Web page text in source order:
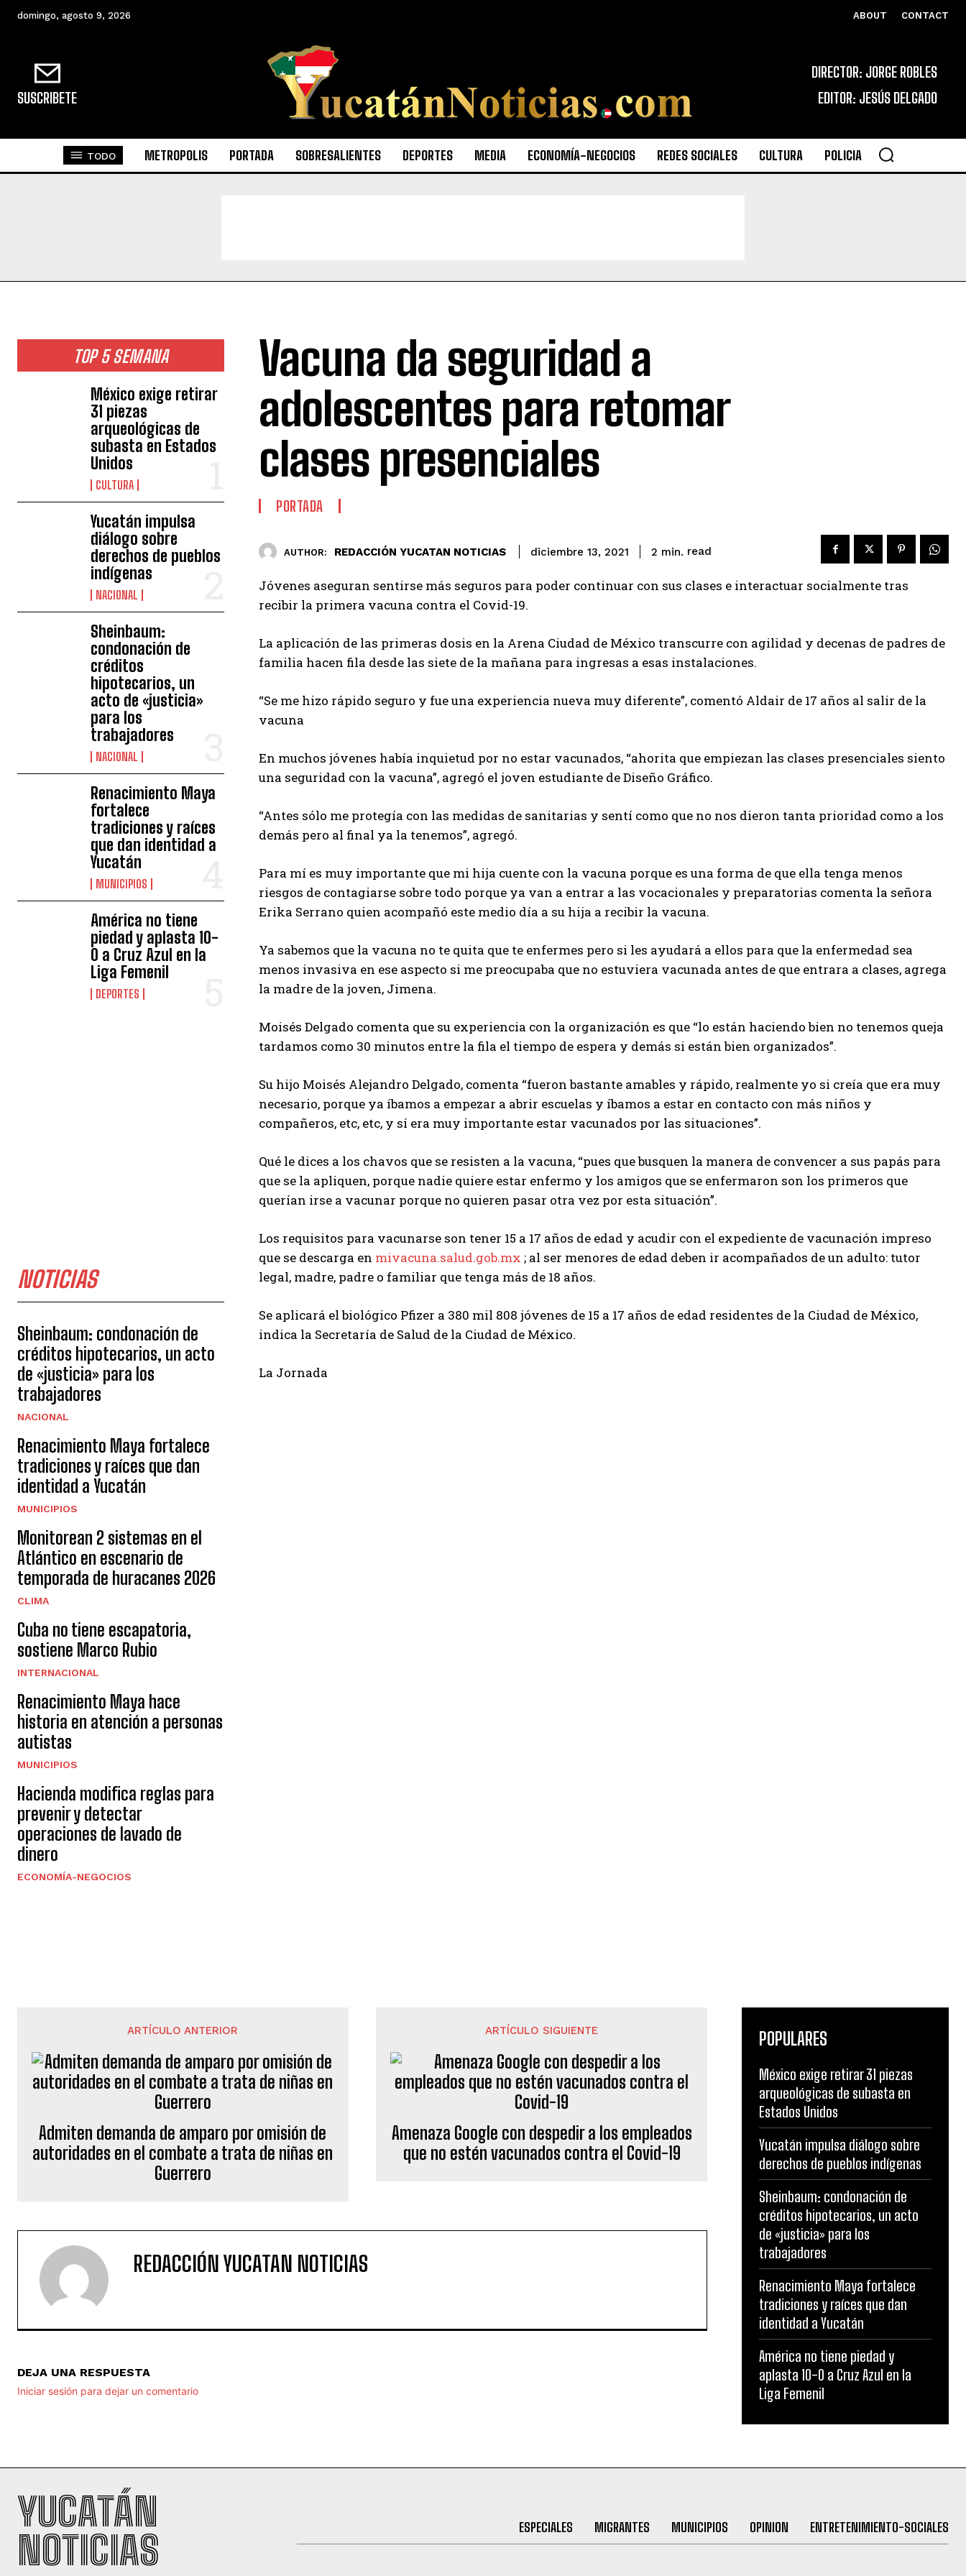
domingo, agosto 9, 2026 ABOUT CONTACT
SUSCRIBETE
DIRECTOR: JORGE ROBLES
EDITOR: JESÚS DELGADO
TODO METROPOLIS PORTADA SOBRESALIENTES DEPORTES MEDIA ECONOMÍA-NEGOCIOS REDES SOCIALES CULTURA POLICIA
TOP 5 SEMANA
México exige retirar
31 piezas
arqueológicas de
subasta en Estados
Unidos
CULTURA
Yucatán impulsa
diálogo sobre
derechos de pueblos
indígenas
NACIONAL
Sheinbaum:
condonación de
créditos
hipotecarios, un
acto de «justicia»
para los
trabajadores
NACIONAL
Renacimiento Maya
fortalece
tradiciones y raíces
que dan identidad a
Yucatán
MUNICIPIOS
América no tiene
piedad y aplasta 10-
0 a Cruz Azul en la
Liga Femenil
DEPORTES
NOTICIAS
Sheinbaum: condonación de
créditos hipotecarios, un acto
de «justicia» para los
trabajadores
NACIONAL
Renacimiento Maya fortalece
tradiciones y raíces que dan
identidad a Yucatán
MUNICIPIOS
Monitorean 2 sistemas en el
Atlántico en escenario de
temporada de huracanes 2026
CLIMA
Cuba no tiene escapatoria,
sostiene Marco Rubio
INTERNACIONAL
Renacimiento Maya hace
historia en atención a personas
autistas
MUNICIPIOS
Hacienda modifica reglas para
prevenir y detectar
operaciones de lavado de
dinero
ECONOMÍA-NEGOCIOS
Vacuna da seguridad a
adolescentes para retomar
clases presenciales
PORTADA
AUTHOR: REDACCIÓN YUCATAN NOTICIAS diciembre 13, 2021 2 min. read
Jóvenes aseguran sentirse más seguros para poder continuar con sus clases e interactuar socialmente tras
recibir la primera vacuna contra el Covid-19.
La aplicación de las primeras dosis en la Arena Ciudad de México transcurre con agilidad y decenas de padres de
familia hacen fila desde las siete de la mañana para ingresas a esas instalaciones.
“Se me hizo rápido seguro y fue una experiencia nueva muy diferente”, comentó Aldair de 17 años al salir de la
vacuna
En muchos jóvenes había inquietud por no estar vacunados, “ahorita que empiezan las clases presenciales siento
una seguridad con la vacuna”, agregó el joven estudiante de Diseño Gráfico.
“Antes sólo me protegía con las medidas de sanitarias y sentí como que no nos dieron tanta prioridad como a los
demás pero al final ya la tenemos”, agregó.
Para mí es muy importante que mi hija cuente con la vacuna porque es una forma de que ella tenga menos
riesgos de contagiarse sobre todo porque ya van a entrar a las vocacionales y preparatorias comenta la señora
Erika Serrano quien acompañó este medio día a su hija a recibir la vacuna.
Ya sabemos que la vacuna no te quita que te enfermes pero si les ayudará a ellos para que la enfermedad sea
menos invasiva en ese aspecto si me preocupaba que no estuviera vacunada antes de que entrara a clases, agrega
la madre de la joven, Jimena.
Moisés Delgado comenta que su experiencia con la organización es que “lo están haciendo bien no tenemos queja
tardamos como 30 minutos entre la fila el tiempo de espera y demás si están bien organizados”.
Su hijo Moisés Alejandro Delgado, comenta “fueron bastante amables y rápido, realmente yo si creía que era muy
necesario, porque ya íbamos a empezar a abrir escuelas y íbamos a estar en contacto con más niños y
compañeros, etc, etc, y sí era muy importante estar vacunados por las situaciones”.
Qué le dices a los chavos que se resisten a la vacuna, “pues que busquen la manera de convencer a sus papás para
que se la apliquen, porque nadie quiere estar enfermo y los amigos que se enfermaron son los primeros que
querían irse a vacunar porque no quieren pasar otra vez por esta situación”.
Los requisitos para vacunarse son tener 15 a 17 años de edad y acudir con el expediente de vacunación impreso
que se descarga en mivacuna.salud.gob.mx ; al ser menores de edad deben ir acompañados de un adulto: tutor
legal, madre, padre o familiar que tenga más de 18 años.
Se aplicará el biológico Pfizer a 380 mil 808 jóvenes de 15 a 17 años de edad residentes de la Ciudad de México,
indica la Secretaría de Salud de la Ciudad de México.
La Jornada
ARTÍCULO ANTERIOR
Admiten demanda de amparo por omisión de
autoridades en el combate a trata de niñas en
Guerrero
ARTÍCULO SIGUIENTE
Amenaza Google con despedir a los empleados
que no estén vacunados contra el Covid-19
REDACCIÓN YUCATAN NOTICIAS
DEJA UNA RESPUESTA
Iniciar sesión para dejar un comentario
POPULARES
México exige retirar 31 piezas
arqueológicas de subasta en
Estados Unidos
Yucatán impulsa diálogo sobre
derechos de pueblos indígenas
Sheinbaum: condonación de
créditos hipotecarios, un acto
de «justicia» para los
trabajadores
Renacimiento Maya fortalece
tradiciones y raíces que dan
identidad a Yucatán
América no tiene piedad y
aplasta 10-0 a Cruz Azul en la
Liga Femenil
YUCATÁN
NOTICIAS
ESPECIALES MIGRANTES MUNICIPIOS OPINION ENTRETENIMIENTO-SOCIALES